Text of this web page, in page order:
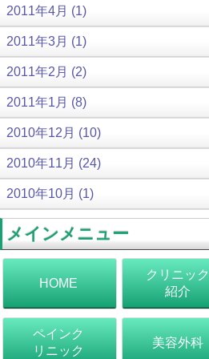
2011年4月 (1)
2011年3月 (1)
2011年2月 (2)
2011年1月 (8)
2010年12月 (10)
2010年11月 (24)
2010年10月 (1)
メインメニュー
HOME
クリニック
紹介
ペインク
リニック
美容外科